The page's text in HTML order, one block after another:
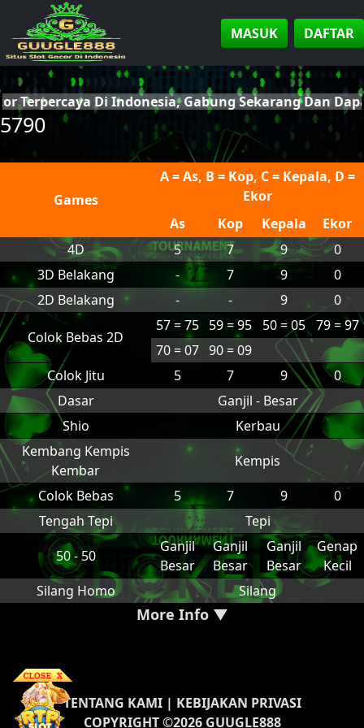
MASUK DAFTAR
Di Indonesia, Gabung Sekarang Dan
5790
Games
A = As, B = Kop, C = Kepala, D =
Ekor
As
Kop Kepala
Ekor
4D
5 7 9
0
3D Belakang
- 7 9
0
2D Belakang
- - 9 0
Colok Bebas 2D
57 = 75 59 = 95 50 = 05
79 = 97
70 = 07 90 = 09
Colok Jitu
5 7 9
0
Dasar
Ganjil - Besar
Shio
Kerbau
Kembang Kempis
Kembar
Kempis
Colok Bebas
5 7 9
0
Tengah Tepi
Tepi
50 - 50
Ganjil
Besar
Ganjil
Besar
Ganjil
Besar
Genap
Kecil
Silang Homo
Silang
More Info ▼
TENTANG KAMI| KEBIJAKAN PRIVASI
COPYRIGHT ©2026 GUUGLE888